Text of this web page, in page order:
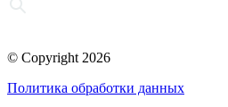
© Copyright 2026
Политика обработки данных